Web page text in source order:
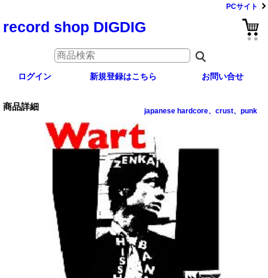
PCサイト
record shop DIGDIG
ログイン 新規登録はこちら お問い合せ
商品詳細 japanese hardcore、crust、punk